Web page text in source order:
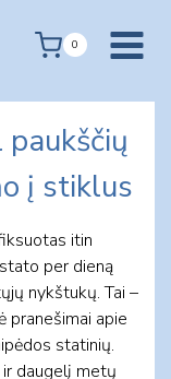
0
į stiklus
itin
per dieną
nykštukų. Tai –
pranešimai apie
statinių.
daugelį metų